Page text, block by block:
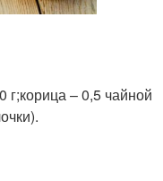
г;корица – 0,5 чайной